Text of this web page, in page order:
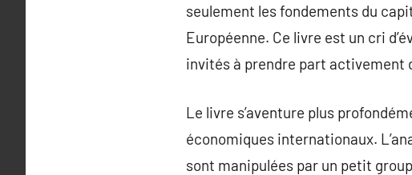
seulement les fondements du
Européenne. Ce livre est un cri
invités à prendre part activement
Le livre s’aventure plus
économiques internationaux.
sont manipulées par un petit